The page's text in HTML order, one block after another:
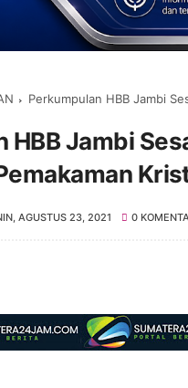
Perkumpulan HBB Jambi
HBB Jambi
AGUSTUS 23, 2021 0